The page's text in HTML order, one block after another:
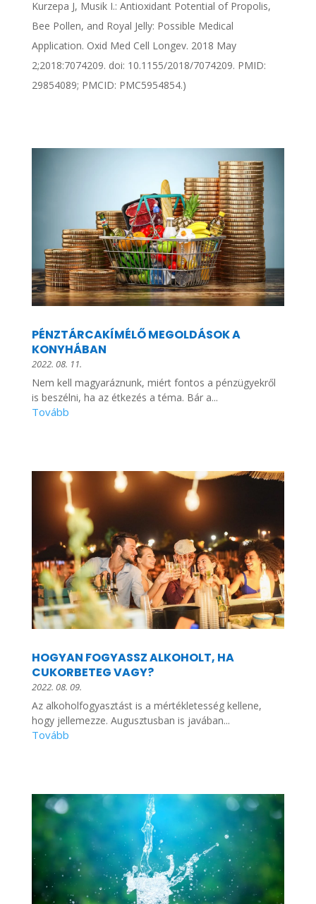
Kurzepa J, Musik I.: Antioxidant Potential of Propolis,
Bee Pollen, and Royal Jelly: Possible Medical
Application. Oxid Med Cell Longev. 2018 May
2;2018:7074209. doi: 10.1155/2018/7074209. PMID:
29854089; PMCID: PMC5954854.)
PÉNZTÁRCAKÍMÉLŐ MEGOLDÁSOK A
KONYHÁBAN
2022. 08. 11.
Nem kell magyaráznunk, miért fontos a pénzügyekről
is beszélni, ha az étkezés a téma. Bár a...
HOGYAN FOGYASSZ ALKOHOLT, HA
CUKORBETEG VAGY?
2022. 08. 09.
Az alkoholfogyasztást is a mértékletesség kellene,
hogy jellemezze. Augusztusban is javában...